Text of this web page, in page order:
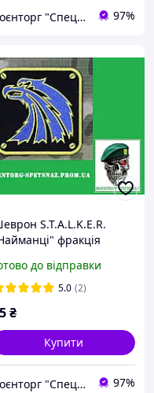
Воєнторг "Спецназ" - найкращий український військовий магазин — виробник! 97%
S.T.A.L.K.E.R.
фракція
будь-який
до відправки
5.0 (2)
₴
Купити
Воєнторг "Спецназ" - найкращий український військовий магазин — виробник! 97%